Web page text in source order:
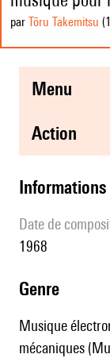
par Tōru Takemitsu
menu
action
date de
1968
genre
Musique
mécaniques